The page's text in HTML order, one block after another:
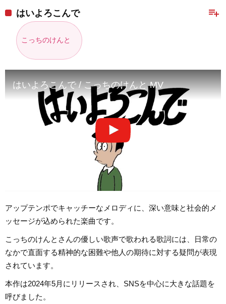
playlist_add
はいよろこんで
こっちのけんと
はいよろこんで / こっちのけんと MV
アップテンポでキャッチーなメロディに、深い意味と社会的メ
ッセージが込められた楽曲です。
こっちのけんとさんの優しい歌声で歌われる歌詞には、日常の
なかで直面する精神的な困難や他人の期待に対する疑問が表現
されています。
本作は2024年5月にリリースされ、SNSを中心に大きな話題を
呼びました。